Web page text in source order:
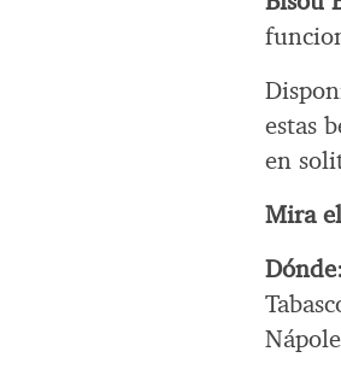
estas
en
Mira
Dónde: